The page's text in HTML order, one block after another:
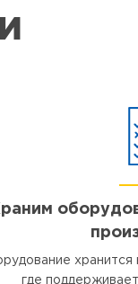
хранится
где